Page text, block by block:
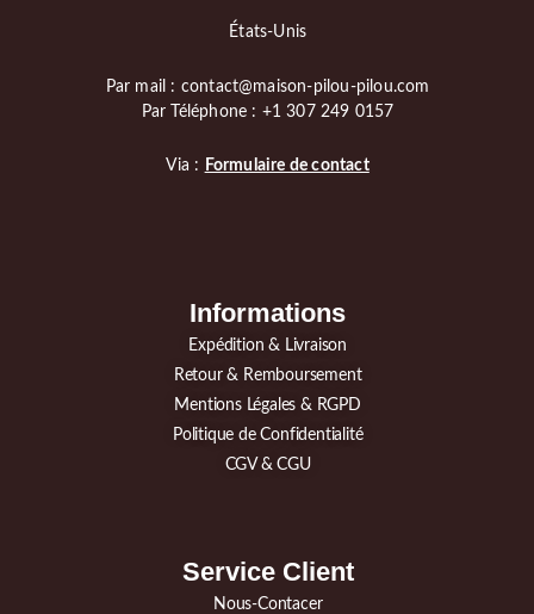
États-Unis
Par mail : contact@maison-pilou-pilou.com
Par Téléphone : +1 307 249 0157
Via : Formulaire de contact
Informations
Expédition & Livraison
Retour & Remboursement
Mentions Légales & RGPD
Politique de Confidentialité
CGV & CGU
Service Client
Nous-Contacer